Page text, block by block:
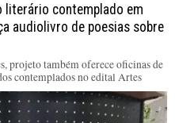
literário contemplado em
audiolivro de poesias sobre
projeto também oferece oficinas de
contemplados no edital Artes